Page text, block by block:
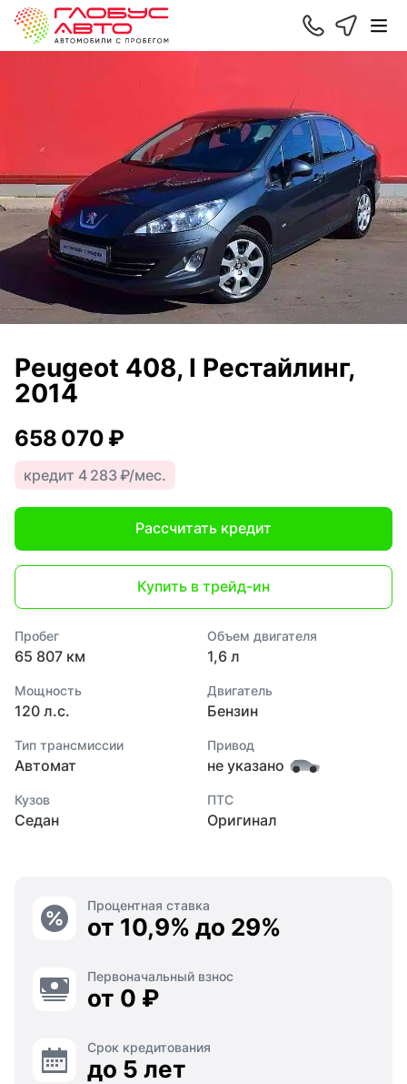
Peugeot 408, I Рестайлинг,
2014
658 070 ₽
кредит 4 283 ₽/мес.
Рассчитать кредит
Купить в трейд-ин
Пробег
65 807 км
Объем двигателя
1,6 л
Мощность
120 л.с.
Двигатель
Бензин
Тип трансмиссии
Автомат
Привод
не указано
Кузов
Седан
ПТС
Оригинал
Процентная ставка
от 10,9% до 29%
Первоначальный взнос
от 0 ₽
Срок кредитования
до 5 лет